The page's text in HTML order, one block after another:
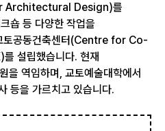
Architectural Design)를
숍 등 다양한 작업을
토공동건축센터(Centre for Co-
설립했습니다. 현재
을 역임하며, 교토예술대학에서
등을 가르치고 있습니다.